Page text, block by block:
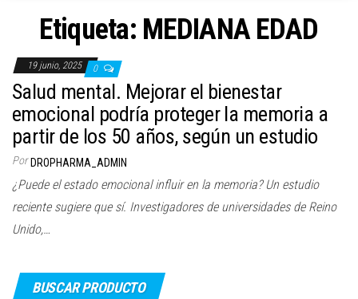
Etiqueta: MEDIANA EDAD
19 junio, 2025 0
Salud mental. Mejorar el bienestar
emocional podría proteger la memoria a
partir de los 50 años, según un estudio
Por DROPHARMA_ADMIN
¿Puede el estado emocional influir en la memoria? Un estudio
reciente sugiere que sí. Investigadores de universidades de Reino
Unido,…
BUSCAR PRODUCTO